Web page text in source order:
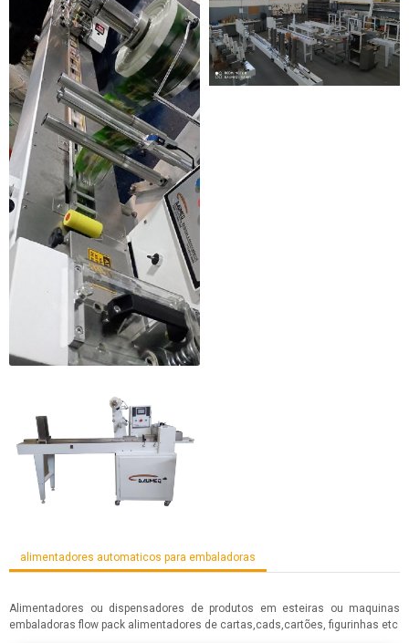
alimentadores automaticos para embaladoras
Alimentadores ou dispensadores de produtos em esteiras ou maquinas
embaladoras flow pack alimentadores de cartas,cads,cartões, figurinhas etc